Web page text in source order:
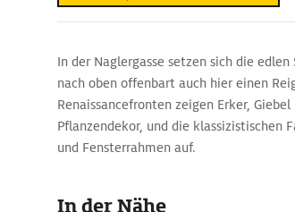
In der Naglergasse setzen sich die
nach oben offenbart auch hier einen
Renaissancefronten zeigen Erker,
Pflanzendekor, und die klassizistischen
und Fensterrahmen auf.
In der Nähe